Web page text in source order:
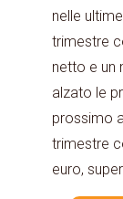
nelle
trimestre
netto e un
alzato le
prossimo
trimestre
euro,